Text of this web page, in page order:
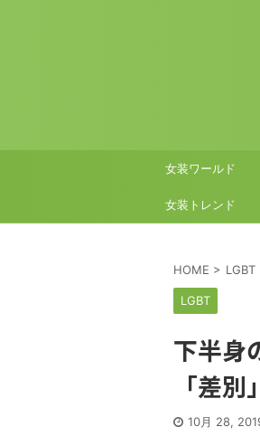
女装ワールド
女装トレンド
HOME > LGBT
LGBT
下半身
「差
10月 28,